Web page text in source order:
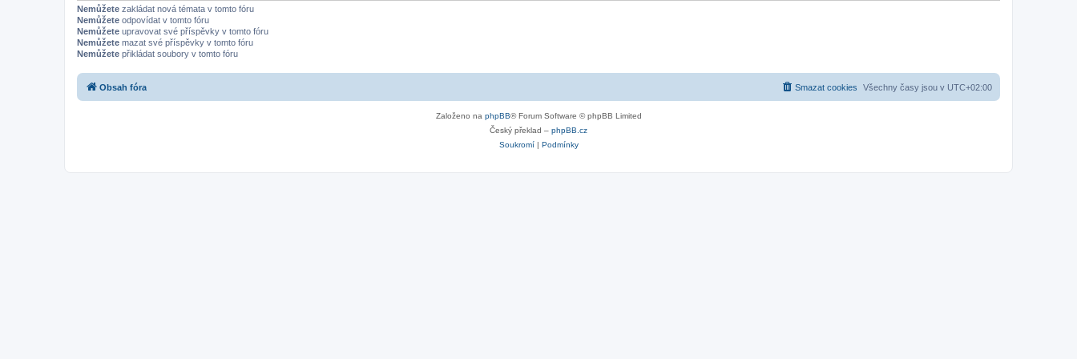
Nemůžete zakládat nová témata v tomto fóru
Nemůžete odpovídat v tomto fóru
Nemůžete upravovat své příspěvky v tomto fóru
Nemůžete mazat své příspěvky v tomto fóru
Nemůžete přikládat soubory v tomto fóru
Obsah fóra Všechny časy jsou v UTC+02:00
Smazat cookies
Založeno na phpBB® Forum Software © phpBB Limited
Český překlad – phpBB.cz
Soukromí| Podmínky